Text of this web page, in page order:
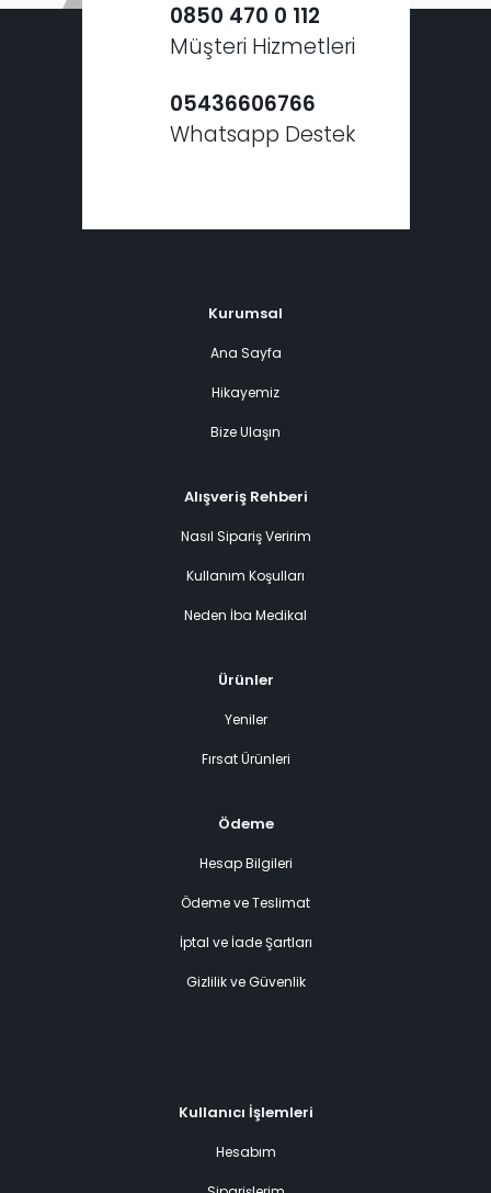
0850 470 0 112
Müşteri Hizmetleri
05436606766
Whatsapp Destek
Kurumsal
Ana Sayfa
Hikayemiz
Bize Ulaşın
Alışveriş Rehberi
Nasıl Sipariş Veririm
Kullanım Koşulları
Neden İba Medikal
Ürünler
Yeniler
Fırsat Ürünleri
Ödeme
Hesap Bilgileri
Ödeme ve Teslimat
İptal ve İade Şartları
Gizlilik ve Güvenlik
Kullanıcı İşlemleri
Hesabım